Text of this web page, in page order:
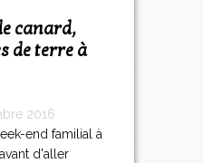
de terre à
2016
end familial à
d'aller